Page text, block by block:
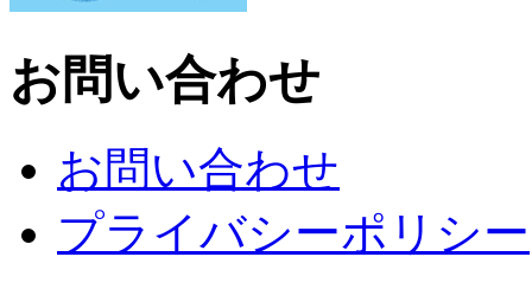
お問い合わせ
お問い合わせ
プライバシーポリシー